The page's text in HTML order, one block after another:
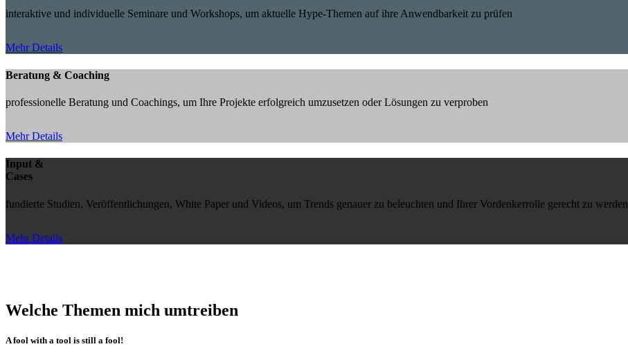
interaktive und individuelle Seminare und Workshops, um aktuelle Hype-Themen auf ihre Anwendbarkeit zu prüfen
Mehr Details
Beratung & Coaching
professionelle Beratung und Coachings, um Ihre Projekte erfolgreich umzusetzen oder Lösungen zu verproben
Mehr Details
Input &
Cases
fundierte Studien, Veröffentlichungen, White Paper und Videos, um Trends genauer zu beleuchten und Ihrer Vordenkerrolle gerecht zu werden
Mehr Details
Welche Themen mich umtreiben
A fool with a tool is still a fool!